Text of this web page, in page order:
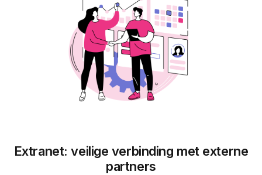
Extranet: veilige verbinding met externe
partners